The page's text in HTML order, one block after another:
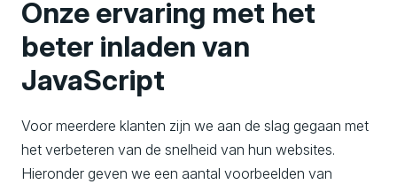
Onze ervaring met het
beter inladen van
JavaScript
Voor meerdere klanten zijn we aan de slag gegaan met
het verbeteren van de snelheid van hun websites.
Hieronder geven we een aantal voorbeelden van